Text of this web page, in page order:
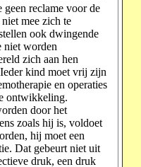
reclame voor de
mee zich te
ook dwingende
niet worden
zich aan hen
kind moet vrij zijn
en operaties
ontwikkeling.
door het
zoals hij is, voldoet
hij moet een
Dat gebeurt niet uit
druk, een druk